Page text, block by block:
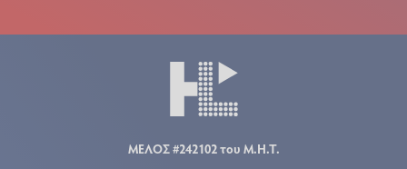
ΜΕΛΟΣ #242102 του Μ.Η.Τ.